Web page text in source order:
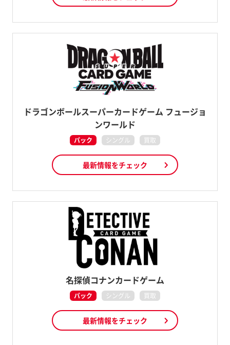
ドラゴンボールスーパーカードゲーム フュージョ
ンワールド
パック シングル 買取
最新情報をチェック
名探偵コナンカードゲーム
パック シングル 買取
最新情報をチェック